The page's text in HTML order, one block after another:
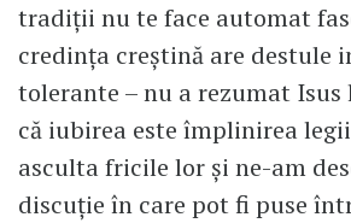
tradiții nu te face automat
credința creștină are destule
tolerante – nu a rezumat Isus
că iubirea este împlinirea
asculta fricile lor și ne-am
discuție în care pot fi puse